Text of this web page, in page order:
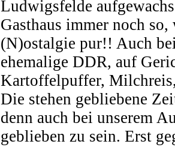
Ludwigsfelde
Gasthaus immer noch
(N)ostalgie pur!! Auch
ehemalige DDR, auf
Kartoffelpuffer,
Die stehen gebliebene
denn auch bei unserem
geblieben zu sein. Erst